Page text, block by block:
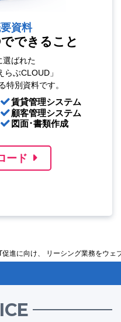
資料
できること
選ばれた
ぶCLOUD」
特別資料です。
賃貸管理システム
顧客管理システム
図面･書類作成
ード
促進に向け、 リーシング業務をウ